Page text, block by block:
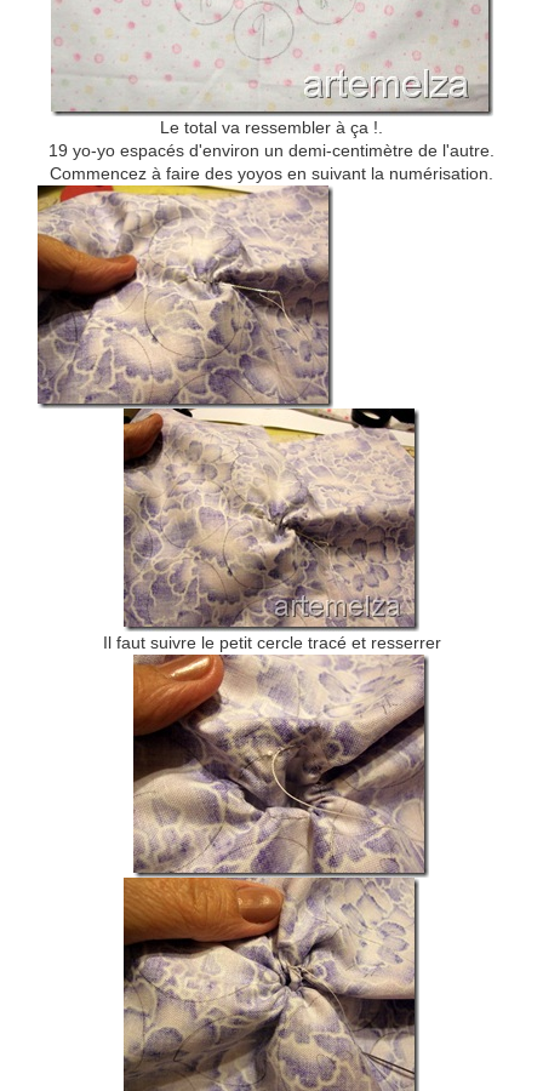
Le total va ressembler à ça !.
19 yo-yo espacés d'environ un demi-centimètre de l'autre.
Commencez à faire des yoyos en suivant la numérisation
Il faut suivre le petit cercle tracé et resserrer